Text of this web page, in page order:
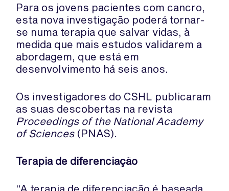
Para os jovens pacientes com cancro,
esta nova investigação poderá tornar-
se numa terapia que salvar vidas, à
medida que mais estudos validarem a
abordagem, que está em
desenvolvimento há seis anos.
Os investigadores do CSHL publicaram
as suas descobertas na revista
Proceedings of the National Academy
of Sciences(PNAS).
Terapia de diferenciação
“A terapia de diferenciação é baseada